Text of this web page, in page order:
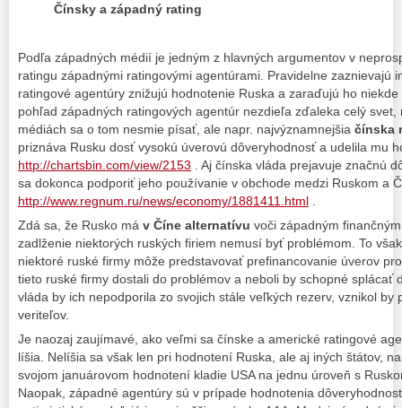
Čínsky a západný rating
Podľa západných médií je jedným z hlavných argumentov v
ratingu západnými ratingovými agentúrami. Pravidelne zaznievajú
ratingové agentúry znižujú hodnotenie Ruska a zaraďujú ho niekde
pohľad západných ratingových agentúr nezdieľa zďaleka celý
médiách sa o tom nesmie písať, ale napr. najvýznamnejšia čínska
priznáva Rusku dosť vysokú úverovú dôveryhodnosť a udelila mu
http://chartsbin.com/view/2153 . Aj čínska vláda prejavuje značnú
sa dokonca podporiť jeho používanie v obchode medzi Ruskom a
http://www.regnum.ru/news/economy/1881411.html .
Zdá sa, že Rusko má v Číne alternatívu voči západným
zadlženie niektorých ruských firiem nemusí byť problémom. To
niektoré ruské firmy môže predstavovať prefinancovanie úverov
tieto ruské firmy dostali do problémov a neboli by schopné splácať
vláda by ich nepodporila zo svojich stále veľkých rezerv, vznikol by
veriteľov.
Je naozaj zaujímavé, ako veľmi sa čínske a americké ratingové
líšia. Nelíšia sa však len pri hodnotení Ruska, ale aj iných štátov,
svojom januárovom hodnotení kladie USA na jednu úroveň s
Naopak, západné agentúry sú v prípade hodnotenia